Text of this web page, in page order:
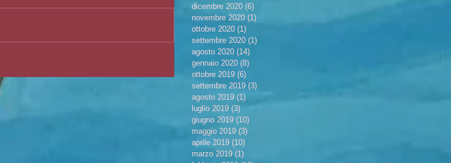
dicembre 2020 (6)
novembre 2020 (1)
ottobre 2020 (1)
settembre 2020 (1)
agosto 2020 (14)
gennaio 2020 (8)
ottobre 2019 (6)
settembre 2019 (3)
agosto 2019 (1)
luglio 2019 (3)
giugno 2019 (10)
maggio 2019 (3)
aprile 2019 (10)
marzo 2019 (1)